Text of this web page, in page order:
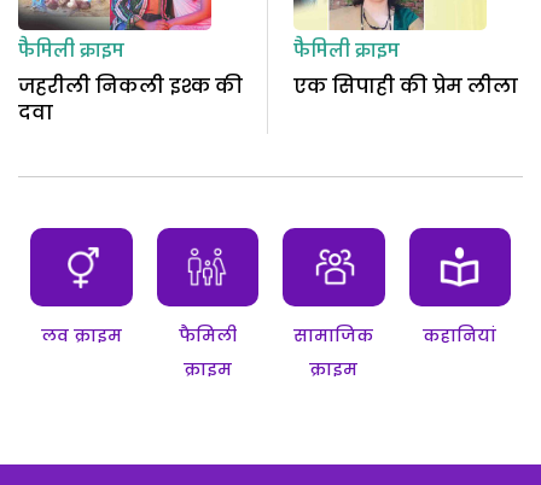
फैमिली क्राइम
जहरीली निकली इश्क की
दवा
फैमिली क्राइम
एक सिपाही की प्रेम लीला
लव क्राइम
फैमिली
क्राइम
सामाजिक
क्राइम
कहानियां